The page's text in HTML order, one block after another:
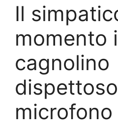
Il
momento
cagnolino
microfono